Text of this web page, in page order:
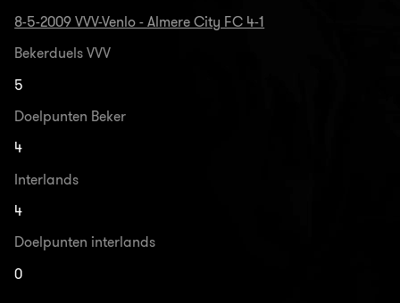
8-5-2009 VVV-Venlo - Almere City FC 4-1
Bekerduels VVV
5
Doelpunten Beker
4
Interlands
4
Doelpunten interlands
0